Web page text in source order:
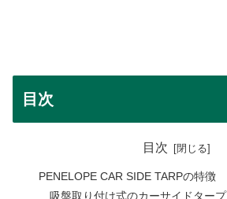
目次
目次
PENELOPE CAR SIDE TARPの特徴
吸盤取り付け式のカーサイドタープ